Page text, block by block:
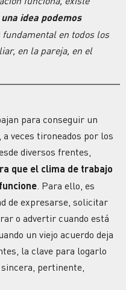
idea podemos
fundamental en todos los
en la pareja, en el
para conseguir un
veces tironeados por los
diversos frentes,
que el clima de trabajo
. Para ello, es
de expresarse, solicitar
o advertir cuando está
un viejo acuerdo deja
la clave para logarlo
pertinente,